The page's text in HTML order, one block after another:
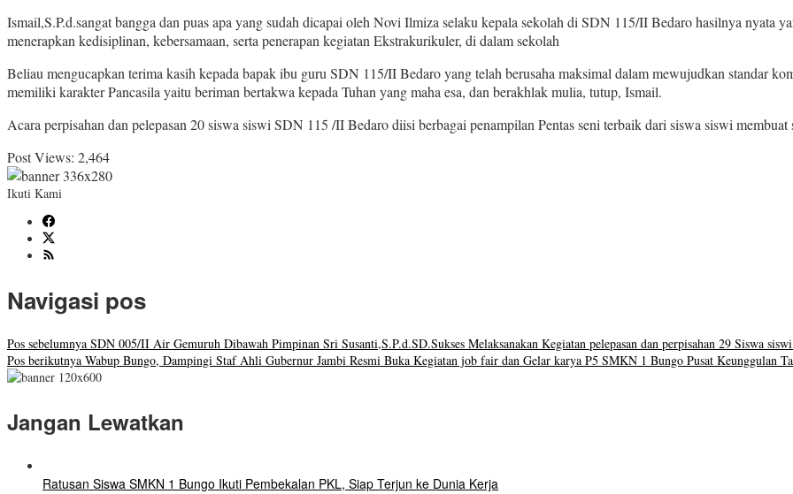
Ismail,S.P.d.sangat bangga dan puas apa yang sudah dicapai oleh Novi Ilmiza selaku kepala sekolah di SDN 115/II Bedaro hasilnya nyata
menerapkan kedisiplinan, kebersamaan, serta penerapan kegiatan Ekstrakurikuler, di dalam sekolah
Beliau mengucapkan terima kasih kepada bapak ibu guru SDN 115/II Bedaro yang telah berusaha maksimal dalam mewujudkan standar
memiliki karakter Pancasila yaitu beriman bertakwa kepada Tuhan yang maha esa, dan berakhlak mulia, tutup, Ismail.
Acara perpisahan dan pelepasan 20 siswa siswi SDN 115 /II Bedaro diisi berbagai penampilan Pentas seni terbaik dari siswa siswi
Post Views: 2,464
Ikuti Kami
Navigasi pos
Pos sebelumnya SDN 005/II Air Gemuruh Dibawah Pimpinan Sri Susanti,S.P.d.SD.Sukses Melaksanakan Kegiatan pelepasan dan perpisahan 29 Siswa
Pos berikutnya Wabup Bungo, Dampingi Staf Ahli Gubernur Jambi Resmi Buka Kegiatan job fair dan Gelar karya P5 SMKN 1 Bungo Pusat Keunggulan
Jangan Lewatkan
Ratusan Siswa SMKN 1 Bungo Ikuti Pembekalan PKL, Siap Terjun ke Dunia Kerja